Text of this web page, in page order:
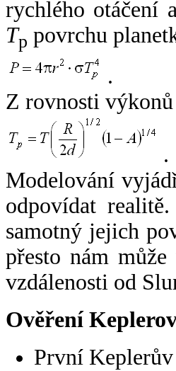
rychlého otáčení
Tp povrchu
.
Z rovnosti výkonů
.
Modelování
odpovídat
samotný jejich
přesto nám
vzdálenosti od
Ověření
První